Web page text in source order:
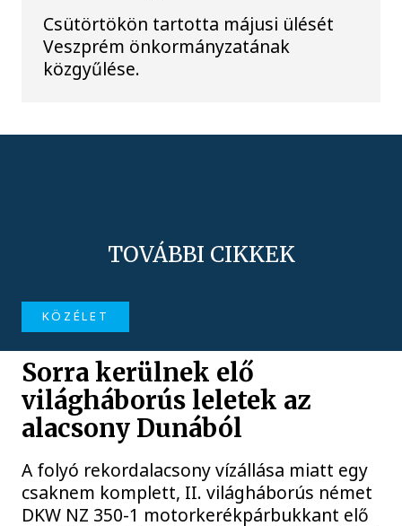
Csütörtökön tartotta májusi ülését
Veszprém önkormányzatának
közgyűlése.
TOVÁBBI CIKKEK
KÖZÉLET
Sorra kerülnek elő
világháborús leletek az
alacsony Dunából
A folyó rekordalacsony vízállása miatt egy
csaknem komplett, II. világháborús német
DKW NZ 350-1 motorkerékpárbukkant elő